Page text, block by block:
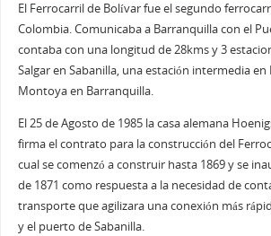
El Ferrocarril de Bolívar fue el segundo
Colombia. Comunicaba a Barranquilla con el
contaba con una longitud de 28kms y 3
Salgar en Sabanilla, una estación intermedia en
Montoya en Barranquilla.
El 25 de Agosto de 1985 la casa alemana
firma el contrato para la construcción del
cual se comenzó a construir hasta 1869 y se
de 1871 como respuesta a la necesidad de
transporte que agilizara una conexión más
y el puerto de Sabanilla.